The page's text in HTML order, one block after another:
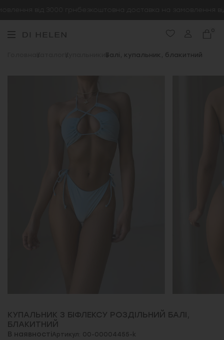
від 3000 грн безкоштовна доставка на замовлення
0
Каталог Купальники Балі, купальник, блакитний
КУПАЛЬНИК З БІФЛЕКСУ РОЗДІЛЬНИЙ БАЛІ,
БЛАКИТНИЙ
В наявностіАртикул: 00-00004455-k